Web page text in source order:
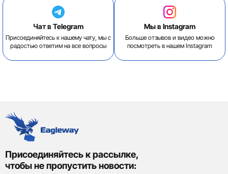
Чат в Telegram
Присоединяйтесь к нашему чату, мы с
радостью ответим на все вопросы
Мы в Instagram
Больше отзывов и видео можно
посмотреть в нашем Instagram
Присоединяйтесь к рассылке,
чтобы не пропустить новости: